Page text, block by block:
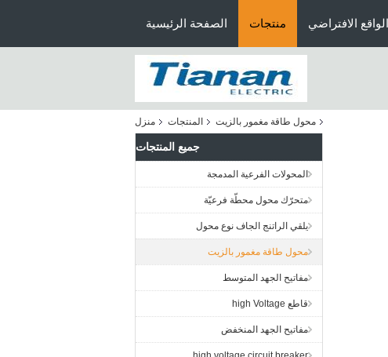
الصفحة الرئيسية منتجات الافتراضي
منزل المنتجات محول طاقة مغمور بالزيت
جميع المنتجات
المحولات الفرعية المدمجة
متحرّك محول محطّة فرعيّة
يلقي الراتنج الجاف نوع محول
محول طاقة مغمور بالزيت
مفاتيح الجهد المتوسط
قاطع high Voltage
مفاتيح الجهد المنخفض